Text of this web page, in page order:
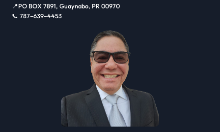
📍PO BOX 7891, Guaynabo, PR 00970
📞 787–639–4453